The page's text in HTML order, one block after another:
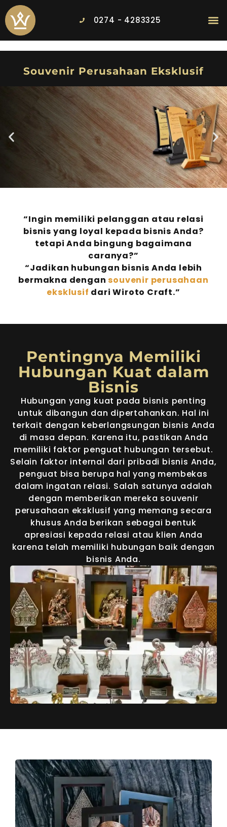
0274 - 4283325
Souvenir Perusahaan Eksklusif
Eksklusif
Sebuah hasil karya yang dibuat dengan tim yang
ahli di bidangnya
“Ingin memiliki pelanggan atau relasi
bisnis yang loyal kepada bisnis Anda?
tetapi Anda bingung bagaimana
caranya?”
“Jadikan hubungan bisnis Anda lebih
bermakna dengan souvenir perusahaan
eksklusif dari Wiroto Craft.”
Pentingnya Memiliki
Hubungan Kuat dalam
Bisnis
Hubungan yang kuat pada bisnis penting
untuk dibangun dan dipertahankan. Hal ini
terkait dengan keberlangsungan bisnis Anda
di masa depan. Karena itu, pastikan Anda
memiliki faktor penguat hubungan tersebut.
Selain faktor internal dari pribadi bisnis Anda,
penguat bisa berupa hal yang membekas
dalam ingatan relasi. Salah satunya adalah
dengan memberikan mereka souvenir
perusahaan eksklusif yang memang secara
khusus Anda berikan sebagai bentuk
apresiasi kepada relasi atau klien Anda
karena telah memiliki hubungan baik dengan
bisnis Anda.